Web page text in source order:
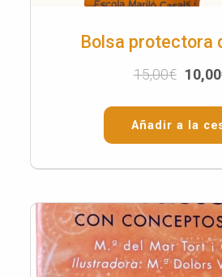
Bolsa protectora
15,00€ 10,00
Añadir a la